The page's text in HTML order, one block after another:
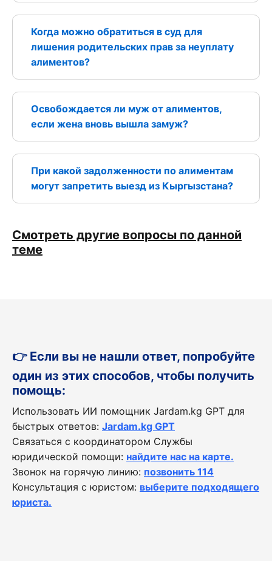
Когда можно обратиться в суд для
лишения родительских прав за неуплату
алиментов?
Освобождается ли муж от алиментов,
если жена вновь вышла замуж?
При какой задолженности по алиментам
могут запретить выезд из Кыргызстана?
Смотреть другие вопросы по данной
теме
👉 Если вы не нашли ответ, попробуйте
один из этих способов, чтобы получить
помощь:
Использовать ИИ помощник Jardam.kg GPT для
быстрых ответов: Jardam.kg GPT
Связаться с координатором Службы
юридической помощи: найдите нас на карте.
Звонок на горячую линию: позвонить 114
Консультация с юристом: выберите подходящего
юриста.